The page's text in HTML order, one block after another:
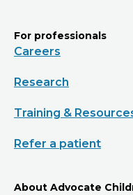
For professionals
Careers
Research
Training &
Refer a patient
About Advocate